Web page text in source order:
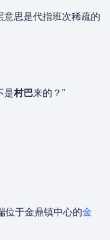
意思是代指班次稀疏的
是村巴来的？”
位于金鼎镇中心的金